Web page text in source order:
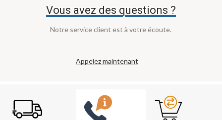
Vous avez des questions ?
Notre service client est à votre écoute.
Appelez maintenant